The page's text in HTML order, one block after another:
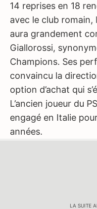
14 reprises en 18
avec le club romain,
aura grandement
Giallorossi,
Champions. Ses
convaincu la
option d’achat qui
L’ancien joueur du
engagé en Italie
années.
LA SUITE